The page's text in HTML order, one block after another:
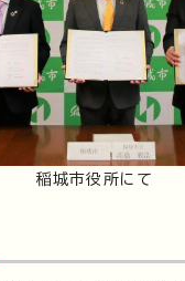
稲城市役所にて